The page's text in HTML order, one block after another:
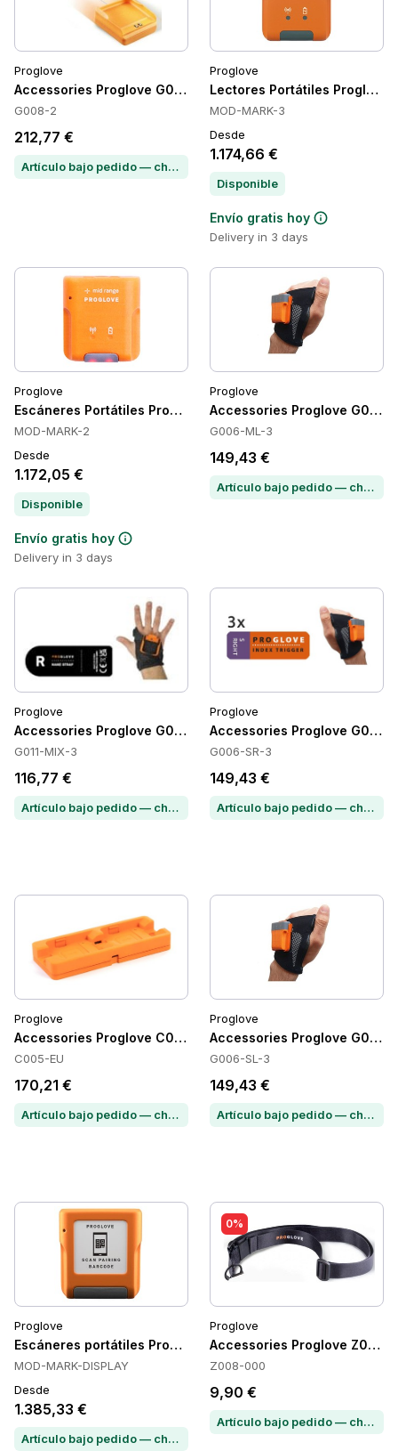
Proglove
Accessories Proglove G008-2
G008-2
212,77 €
Artículo bajo pedido — chatea para conocer el plazo de entrega
Proglove
Lectores Portátiles Proglove
MOD-MARK-3
Desde
1.174,66 €
Disponible
Envío gratis hoy
Delivery in 3 days
Proglove
Escáneres Portátiles Proglove MARK 2, en la Parte Posterior
MOD-MARK-2
Desde
1.172,05 €
Disponible
Envío gratis hoy
Delivery in 3 days
Proglove
Accessories Proglove G006-
G006-ML-3
149,43 €
Artículo bajo pedido — chatea para conocer el plazo de entrega
Proglove
Accessories Proglove G011-MIX-3
G011-MIX-3
116,77 €
Artículo bajo pedido — chatea para conocer el plazo de entrega
Proglove
Accessories Proglove G006-
G006-SR-3
149,43 €
Artículo bajo pedido — chatea para conocer el plazo de entrega
Proglove
Accessories Proglove C005-EU
C005-EU
170,21 €
Artículo bajo pedido — chatea para conocer el plazo de entrega
Proglove
Accessories Proglove G006-
G006-SL-3
149,43 €
Artículo bajo pedido — chatea para conocer el plazo de entrega
Proglove
Escáneres portátiles Proglove MARK Display, 1D/2D,
MOD-MARK-DISPLAY
Desde
1.385,33 €
Artículo bajo pedido — chatea para conocer el plazo de entrega
0%
Proglove
Accessories Proglove Z008-
Z008-000
9,90 €
Artículo bajo pedido — chatea para conocer el plazo de entrega